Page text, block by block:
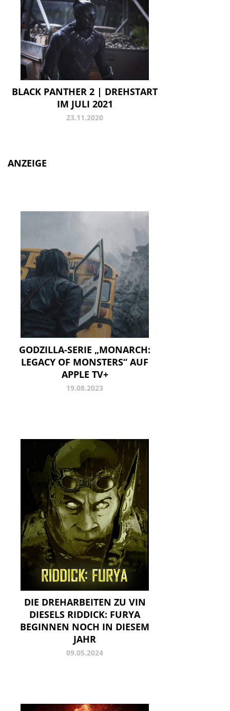
BLACK PANTHER 2 | DREHSTART
IM JULI 2021
23.11.2020
ANZEIGE
GODZILLA-SERIE „MONARCH:
LEGACY OF MONSTERS“ AUF
APPLE TV+
19.08.2023
DIE DREHARBEITEN ZU VIN
DIESELS RIDDICK: FURYA
BEGINNEN NOCH IN DIESEM
JAHR
09.05.2024